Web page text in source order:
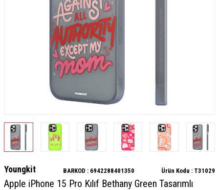
Youngkit BARKOD : 6942288401350 Ürün Kodu : T31029
Apple iPhone 15 Pro Kılıf Bethany Green Tasarımlı